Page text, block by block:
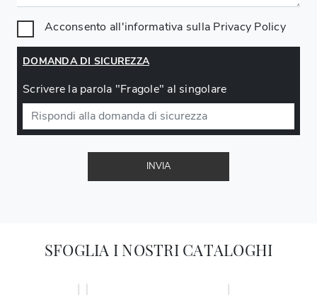
SFOGLIA I NOSTRI CATALOGHI
Acconsento all'informativa sulla Privacy Policy
DOMANDA DI SICUREZZA
Scrivere la parola "Fragole" al singolare
INVIA